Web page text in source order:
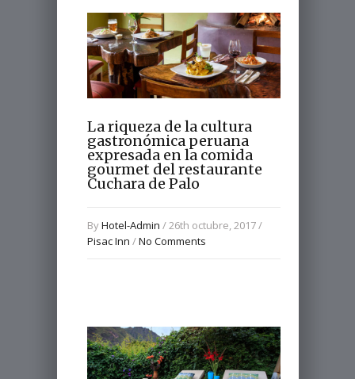
La riqueza de la cultura
gastronómica peruana
expresada en la comida
gourmet del restaurante
Cuchara de Palo
ByHotel-Admin / 26th octubre, 2017 /
Pisac Inn /No Comments